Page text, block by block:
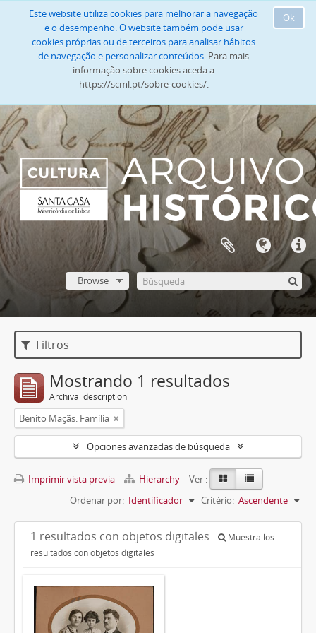
Ok
Este website utiliza cookies para melhorar a navegação
e o desempenho. O website também pode usar
cookies próprias ou de terceiros para analisar hábitos
de navegação e personalizar conteúdos. Para mais
informação sobre cookies aceda a
https://scml.pt/sobre-cookies/.
Browse
Filtros
Mostrando 1 resultados
Archival description
Benito Maçãs. Família
Opciones avanzadas de búsqueda
Imprimir vista previa Hierarchy
Ver :
Ordenar por: Identificador Critério: Ascendente
1 resultados con objetos digitales
Muestra los
resultados con objetos digitales